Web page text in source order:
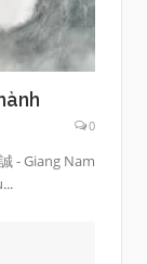
0
- Giang Nam